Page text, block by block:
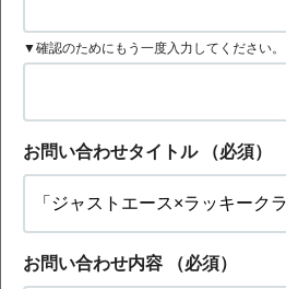
▼確認のためにもう一度入力してください。
お問い合わせタイトル （必須）
お問い合わせ内容 （必須）